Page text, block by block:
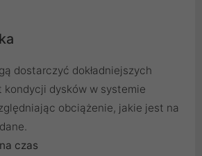
dostarczyć dokładniejszych
dysków w systemie
obciążenie, jakie jest na
czas